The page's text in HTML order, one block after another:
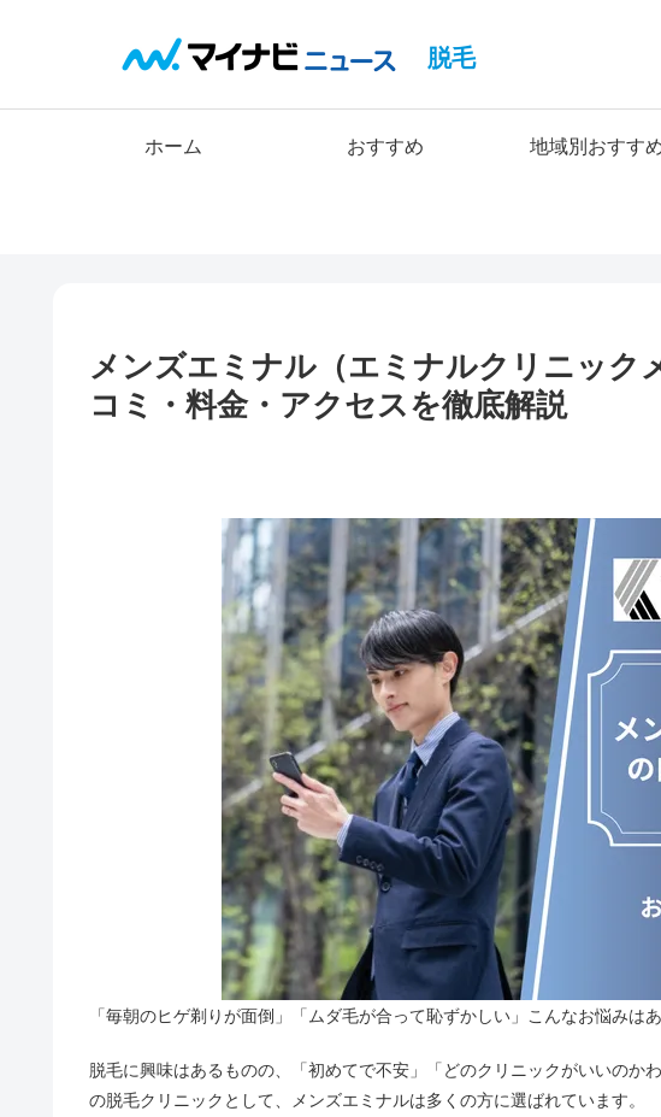
脱毛
ホーム おすすめ 地域別おすす
メンズエミナル（エミナルクリニック
コミ・料金・アクセスを徹底解説
「毎朝のヒゲ剃りが面倒」「ムダ毛が合って恥ずかしい」こんなお悩みは
脱毛に興味はあるものの、「初めてで不安」「どのクリニックがいいのか
の脱毛クリニックとして、メンズエミナルは多くの方に選ばれています。